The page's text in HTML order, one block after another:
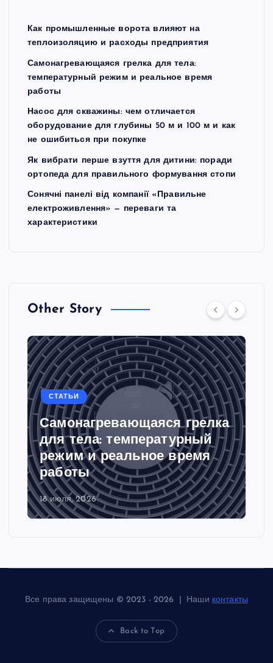
Как промышленные ворота влияют на
теплоизоляцию и расходы предприятия
Самонагревающаяся грелка для тела:
температурный режим и реальное время
работы
Насос для скважины: чем отличается
оборудование для глубины 50 м и 100 м и как
не ошибиться при покупке
Як вибрати перше взуття для дитини: поради
ортопеда для правильного формування стопи
Сонячні панелі від компанії «Правильне
електроживлення» — переваги та
характеристики
Other Story
СТАТЬИ
Самонагревающаяся грелка
для тела: температурный
режим и реальное время
работы
18 июля, 2026
Все права защищены © 2023 - 2026 | Наши контакты
Back to Top